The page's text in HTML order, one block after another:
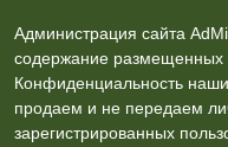
Администрация сайта
содержание размещенных
Конфиденциальность
продаем и не передаем
зарегистрированных